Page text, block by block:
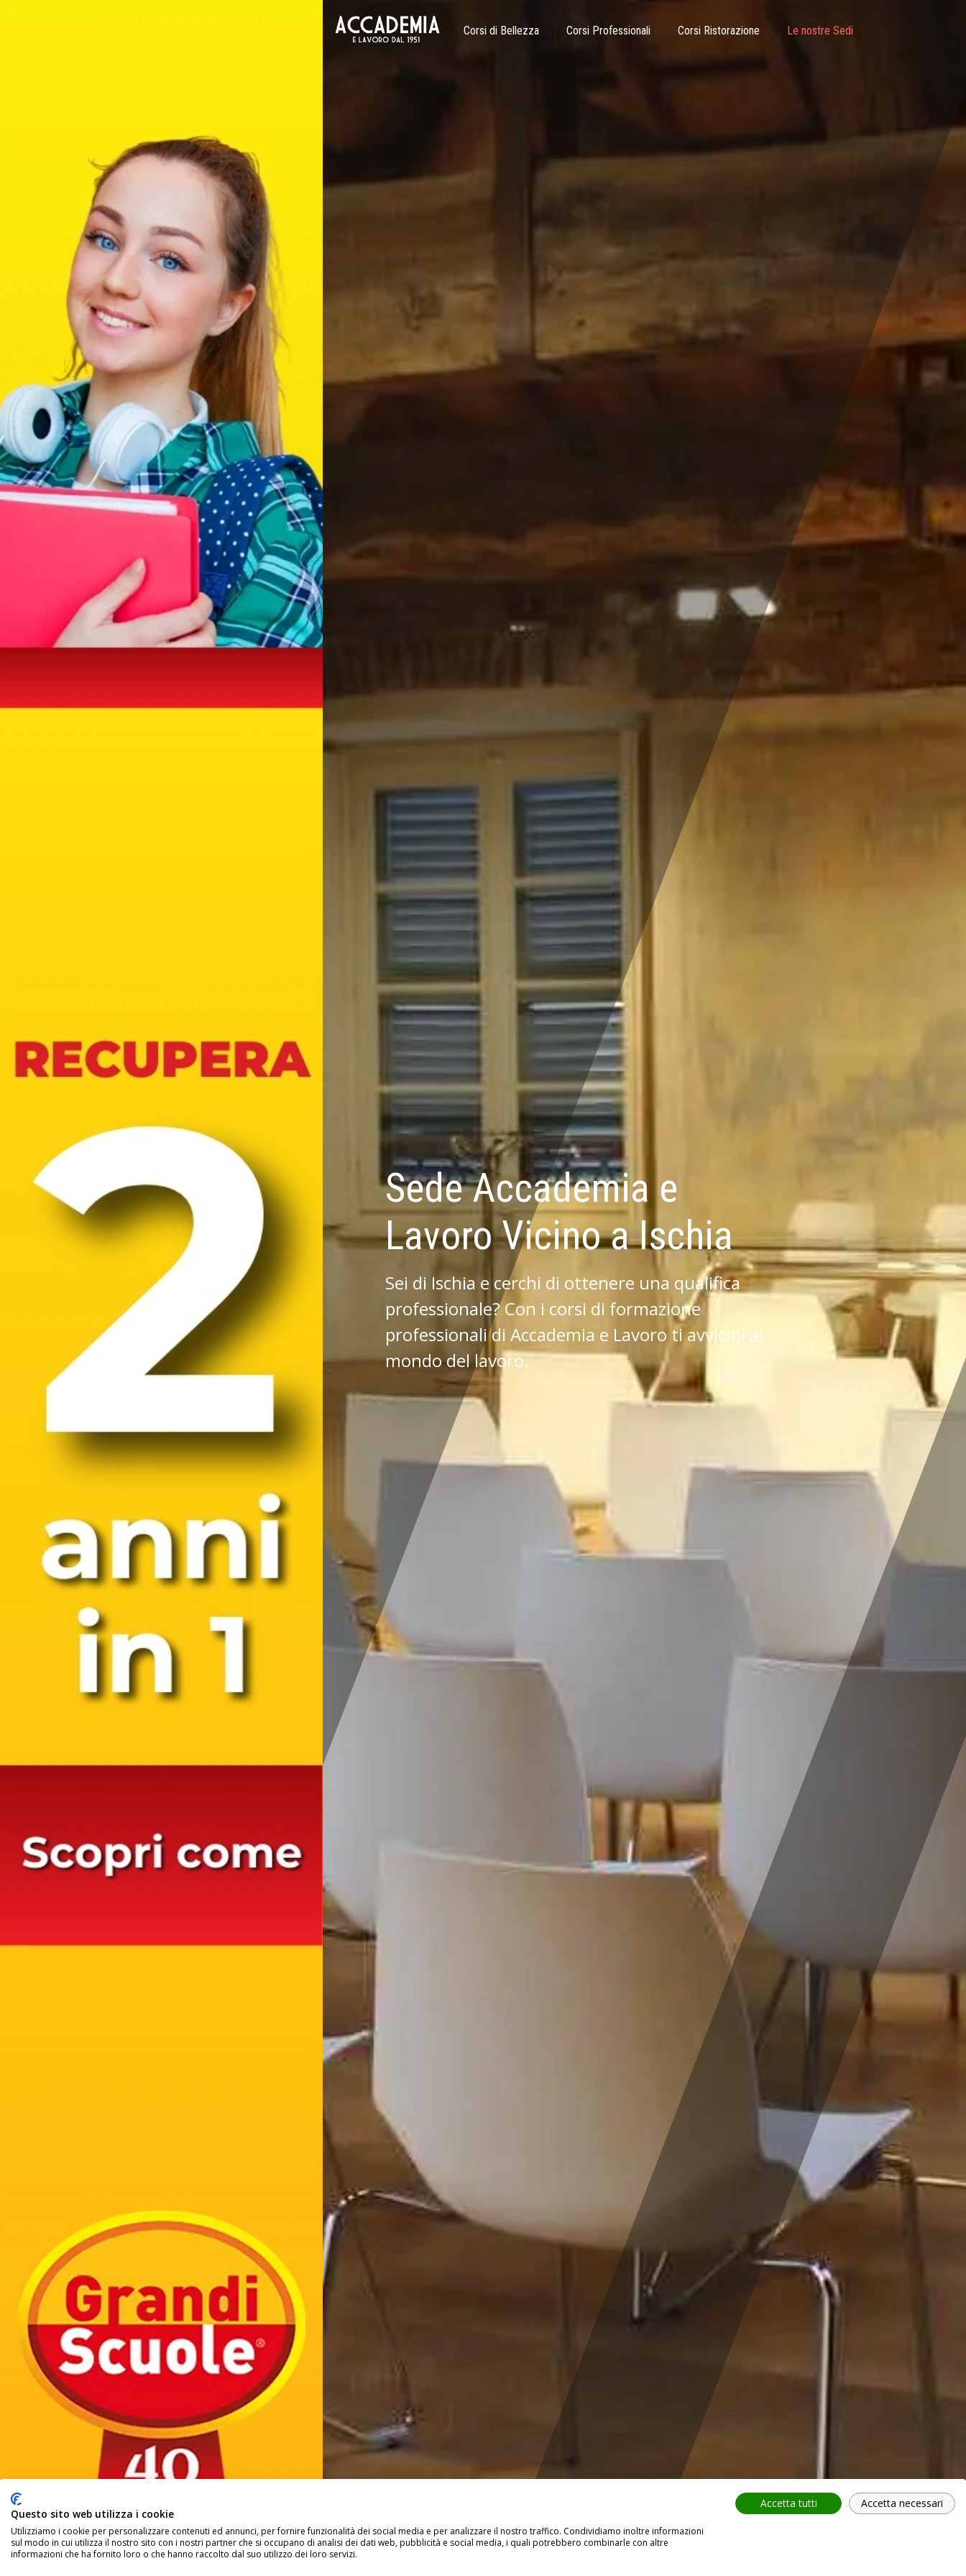
Corsi di Bellezza Corsi Professionali Corsi Ristorazione Le nostre Sedi
Sede Accademia e
Lavoro Vicino a Ischia
Sei di Ischia e cerchi di ottenere una qualifica
professionale? Con i corsi di formazione
professionali di Accademia e Lavoro ti avvicini al
mondo del lavoro.
Questo sito web utilizza i cookie
Utilizziamo i cookie per personalizzare contenuti ed annunci, per fornire funzionalità dei social media e per analizzare il nostro traffico. Condividiamo inoltre informazioni
sul modo in cui utilizza il nostro sito con i nostri partner che si occupano di analisi dei dati web, pubblicità e social media, i quali potrebbero combinarle con altre
informazioni che ha fornito loro o che hanno raccolto dal suo utilizzo dei loro servizi.
Accetta tutti Accetta necessari